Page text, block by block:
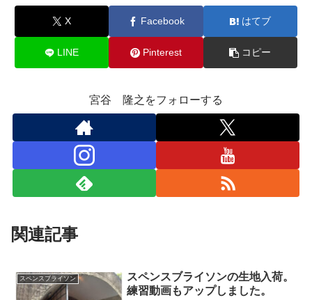
X Facebook はてブ
LINE Pinterest コピー
宮谷 隆之をフォローする
関連記事
スペンスブライソン
スペンスブライソンの生地入荷。
練習動画もアップしました。